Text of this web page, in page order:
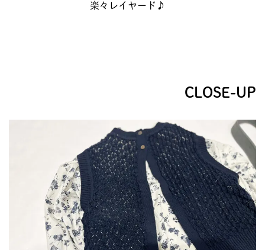
楽々レイヤード♪
CLOSE-UP